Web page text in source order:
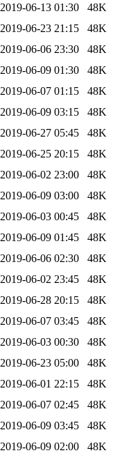
2019-06-13 01:30
48K
2019-06-23 21:15
48K
2019-06-06 23:30
48K
2019-06-09 01:30
48K
2019-06-07 01:15
48K
2019-06-09 03:15
48K
2019-06-27 05:45
48K
2019-06-25 20:15
48K
2019-06-02 23:00
48K
2019-06-09 03:00
48K
2019-06-03 00:45
48K
2019-06-09 01:45
48K
2019-06-06 02:30
48K
2019-06-02 23:45
48K
2019-06-28 20:15
48K
2019-06-07 03:45
48K
2019-06-03 00:30
48K
2019-06-23 05:00
48K
2019-06-01 22:15
48K
2019-06-07 02:45
48K
2019-06-09 03:45
48K
2019-06-09 02:00
48K